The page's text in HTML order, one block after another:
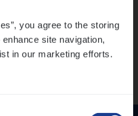
you agree to the storing
site navigation,
in our marketing efforts.
dossiers én droge
in games én op het